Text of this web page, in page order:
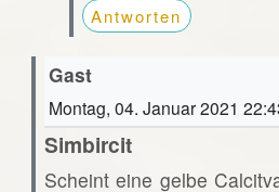
Antworten
Gast
Montag, 04. Januar 2021
Simbircit
Scheint eine gelbe